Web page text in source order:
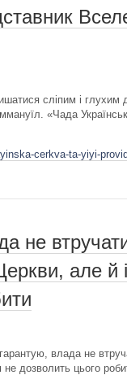
сліпим і
«Чада
cerkva-ta-yiyi-
не
але
влада не
дозволить цього